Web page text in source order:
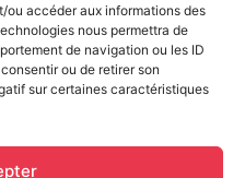
accéder aux informations des
nous permettra de
de navigation ou les ID
ou de retirer son
sur certaines caractéristiques
guide ?